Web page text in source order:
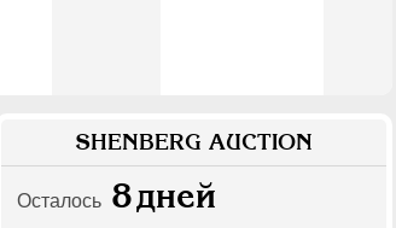
SHENBERG AUCTION
Осталось 8дней